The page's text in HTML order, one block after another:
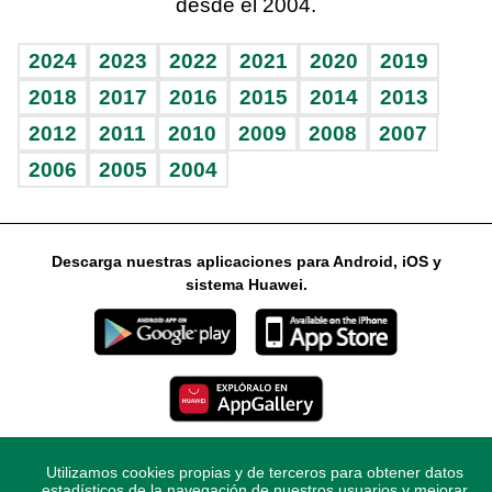
Vida y familia
Eñe
Celebrando la vida
Sin complejos
En pocas palabras
Escuchando al corazón
Economía Personal
Consulta Libre
BRV
TBT Deportivo
Más firmas
Guía del dinero
Horóscopos
desde el 2004.
2024 2023 2022 2021 2020
2019
2018
2017 2016 2015 2014
2013
2012
2011 2010 2009 2008
2007
2006
2005 2004
Descarga nuestras aplicaciones para Android, iOS y
sistema Huawei.
© 2021 Diario Libre, todos los derechos reservados.
Utilizamos cookies propias y de terceros para obtener datos